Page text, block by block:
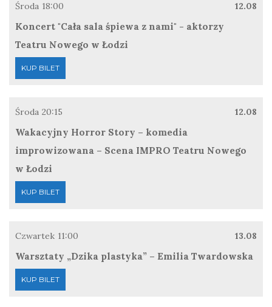
Koncert "Cała sala śpiewa z nami" - aktorzy
Teatru Nowego w Łodzi
Środa 18:00 12.08
KUP BILET
Wakacyjny Horror Story – komedia
improwizowana – Scena IMPRO Teatru Nowego
w Łodzi
Środa 20:15 12.08
KUP BILET
Warsztaty „Dzika plastyka” – Emilia Twardowska
Czwartek 11:00 13.08
KUP BILET